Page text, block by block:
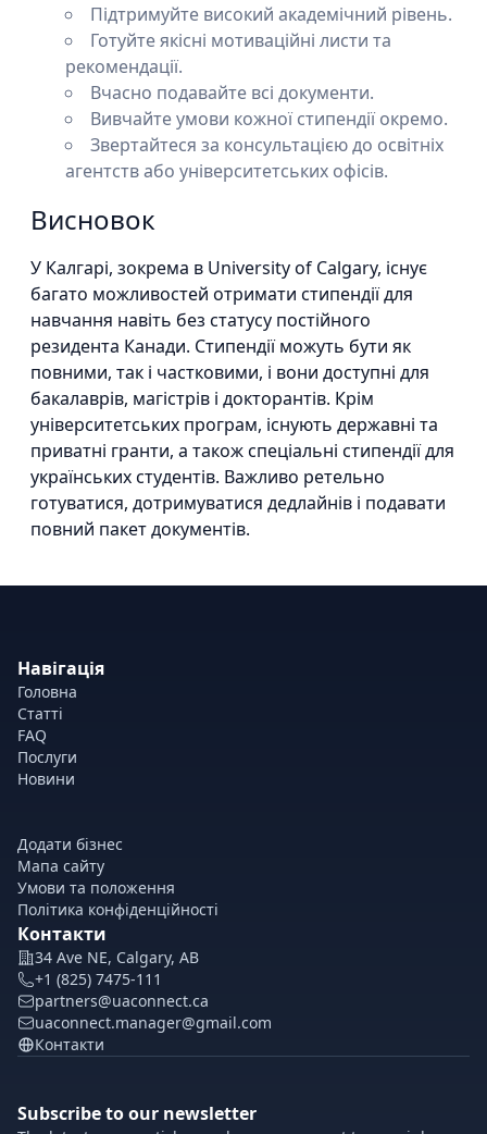
Підтримуйте високий академічний рівень.
Готуйте якісні мотиваційні листи та
рекомендації.
Вчасно подавайте всі документи.
Вивчайте умови кожної стипендії окремо.
Звертайтеся за консультацією до освітніх
агентств або університетських офісів.
Висновок
У Калгарі, зокрема в University of Calgary, існує
багато можливостей отримати стипендії для
навчання навіть без статусу постійного
резидента Канади. Стипендії можуть бути як
повними, так і частковими, і вони доступні для
бакалаврів, магістрів і докторантів. Крім
університетських програм, існують державні та
приватні гранти, а також спеціальні стипендії для
українських студентів. Важливо ретельно
готуватися, дотримуватися дедлайнів і подавати
повний пакет документів.
Навігація
Головна
Статті
FAQ
Послуги
Новини
Додати бізнес
Мапа сайту
Умови та положення
Політика конфіденційності
Контакти
34 Ave NE, Calgary, AB
+1 (825) 7475-111
partners@uaconnect.ca
uaconnect.manager@gmail.com
Контакти
Subscribe to our newsletter